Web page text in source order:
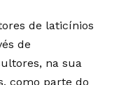
de laticínios
de
na sua
como parte do